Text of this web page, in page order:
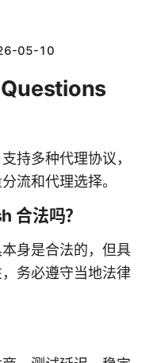
05-10
持多种代理协议，
流和代理选择。
合法吗？
身是合法的，但具
务必遵守当地法律